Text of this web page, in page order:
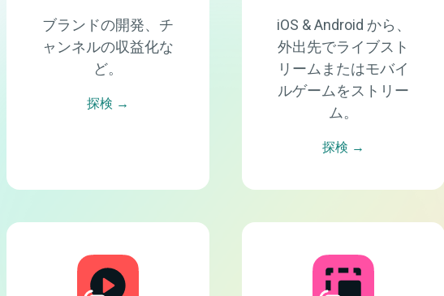
ブランドの開発、チ
ャンネルの収益化な
ど。
探検 →
iOS & Android から、
外出先でライブスト
リームまたはモバイ
ルゲームをストリー
ム。
探検 →